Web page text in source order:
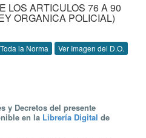
LOS ARTICULOS 76 A 90
ORGANICA POLICIAL)
Toda la Norma Ver Imagen del D.O.
y Decretos del presente
en la Librería Digital de